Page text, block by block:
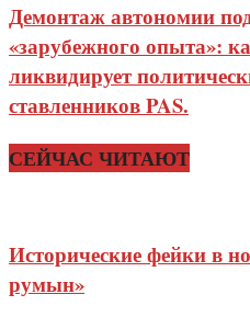
Демонтаж автономии
«зарубежного опыта»:
ликвидирует
ставленников PAS.
СЕЙЧАС ЧИТАЮТ
Исторические фейки в
румын»